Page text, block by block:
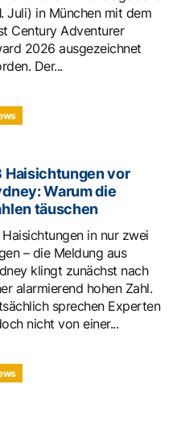
Juli) in München mit dem
Century Adventurer
2026 ausgezeichnet
Der...
Haisichtungen vor
Warum die
täuschen
in nur zwei
– die Meldung aus
klingt zunächst nach
alarmierend hohen Zahl.
sprechen Experten
nicht von einer...